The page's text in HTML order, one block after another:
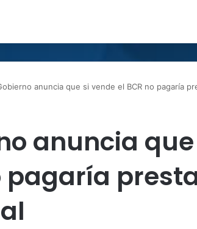
anuncia que si vende el BCR no pagaría
anuncia
pagaría